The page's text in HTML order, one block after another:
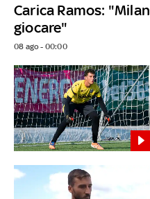
Carica Ramos:
giocare"
08 ago - 00:00